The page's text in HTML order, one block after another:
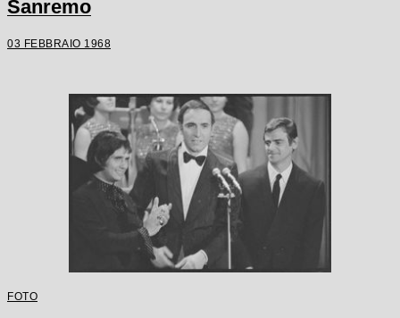
Sanremo
03 FEBBRAIO 1968
FOTO